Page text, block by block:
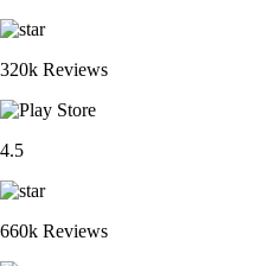
320k Reviews
4.5
660k Reviews